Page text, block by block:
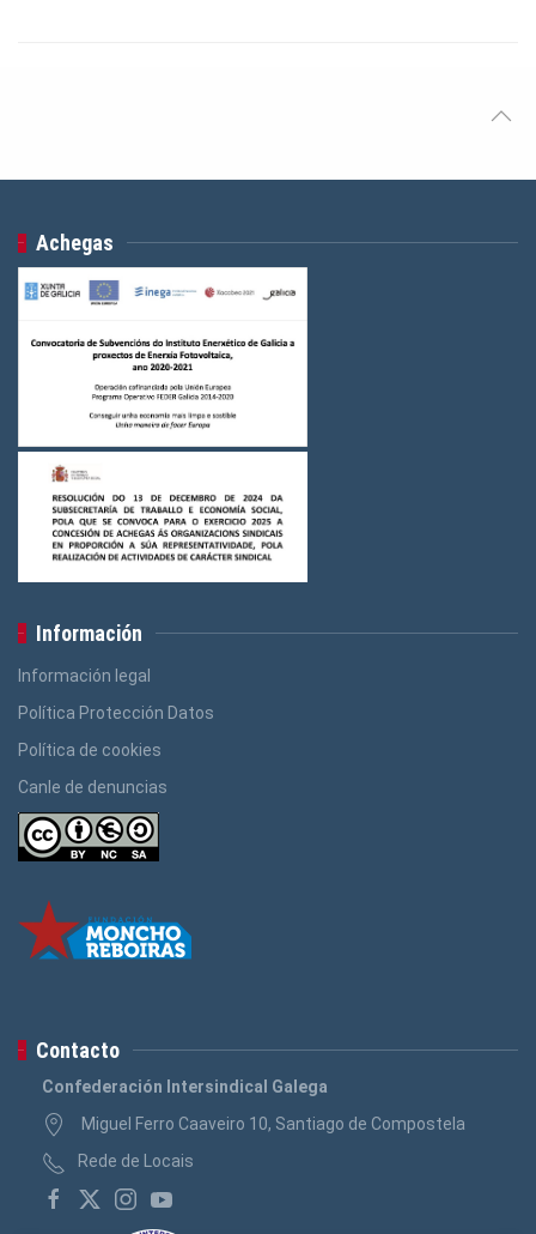
Achegas
Información
Información legal
Política Protección Datos
Política de cookies
Canle de denuncias
Contacto
Confederación Intersindical Galega
Miguel Ferro Caaveiro 10, Santiago de Compostela
Rede de Locais